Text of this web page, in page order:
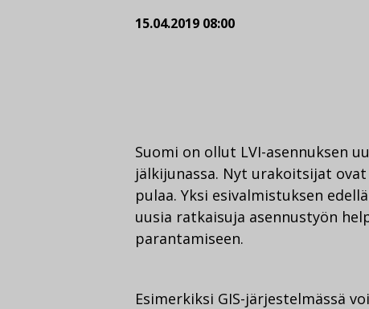
15.04.2019 08:00
Suomi on ollut LVI-asennuksen
jälkijunassa. Nyt urakoitsijat
pulaa. Yksi esivalmistuksen
uusia ratkaisuja asennustyön
parantamiseen.
Esimerkiksi GIS-järjestelmässä